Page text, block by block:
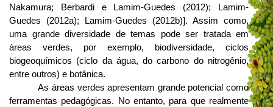
Nakamura; Berbardi e Lamim-Guedes (2012); Lamim-
Guedes (2012a); Lamim-Guedes (2012b)]. Assim como,
uma grande diversidade de temas pode ser tratada em
áreas verdes, por exemplo, biodiversidade, ciclos
biogeoquímicos (ciclo da água, do carbono do nitrogênio,
entre outros) e botânica.
As áreas verdes apresentam grande potencial como
ferramentas pedagógicas. No entanto, para que realmente